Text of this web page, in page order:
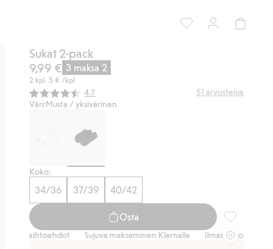
Sukat 2-pack
9,99 € 3 maksa 2
2 kpl. 5 € /kpl
Keskimääräinen luokitus:
4.7 51 arvostelua
Väri:Musta / yksivärinen
Koko:
34/36 37/39 40/42
Osta
Sukat 2-
Sujuva maksaminen Klarnalla Ilmaiset